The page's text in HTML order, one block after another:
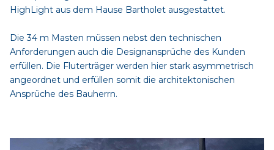
HighLight aus dem Hause Bartholet ausgestattet.
Die 34 m Masten müssen nebst den technischen
Anforderungen auch die Designansprüche des Kunden
erfüllen. Die Fluterträger werden hier stark asymmetrisch
angeordnet und erfüllen somit die architektonischen
Ansprüche des Bauherrn.